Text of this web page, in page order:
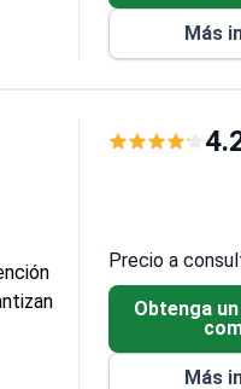
Más
Precio a
Obtenga
Más